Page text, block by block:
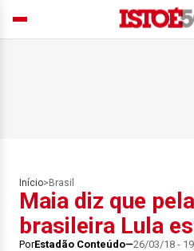
Início> Brasil
Maia diz que
brasileira Lula
PorEstadão Conteúdo 26/03/18 -